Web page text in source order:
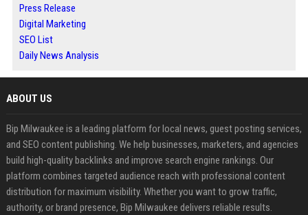
Press Release
Digital Marketing
SEO List
Daily News Analysis
ABOUT US
Bip Milwaukee is a leading platform for local news, guest posting services,
and SEO content publishing. We help businesses, marketers, and agencies
build high-quality backlinks and improve search engine rankings. Our
platform combines targeted audience reach with professional content
distribution for maximum visibility. Whether you want to grow traffic,
authority, or brand presence, Bip Milwaukee delivers reliable results.